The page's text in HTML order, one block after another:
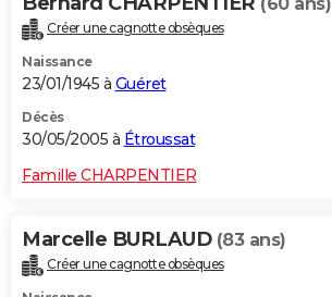
Créer une cagnotte obsèques
Naissance
23/01/1945 à Guéret
Décès
30/05/2005 à Étroussat
Famille CHARPENTIER
Marcelle BURLAUD (83 ans)
Créer une cagnotte obsèques